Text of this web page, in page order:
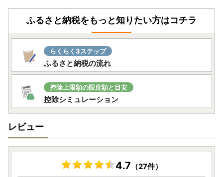
■返送先■
対馬市役所 しまづくり推進部 地域づくり課 宛て
※締切：ご寄附いただいた翌年の
【書類の発送について】
入金確認後、1週間程度で送付いたします。
【詐欺サイトにご注意ください】
ふるさと納税の画像や返礼品名を不正にコピーした悪質なサ
イトが確認されています。
怪しいと感じた場合は、お申込みされる対馬市までご確認い
ただく等、悪質な詐欺には十分ご注意ください。
ふるさと納税をもっと知りたい方はコチラ
らくらく3ステップ
ふるさと納税の流れ
控除上限額の限度額と目安
控除シミュレーション
レビュー
4.7 （27件）